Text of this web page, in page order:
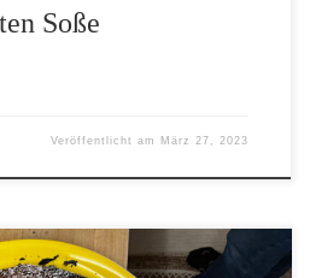
Soße
Veröffentlicht am März 27, 2023